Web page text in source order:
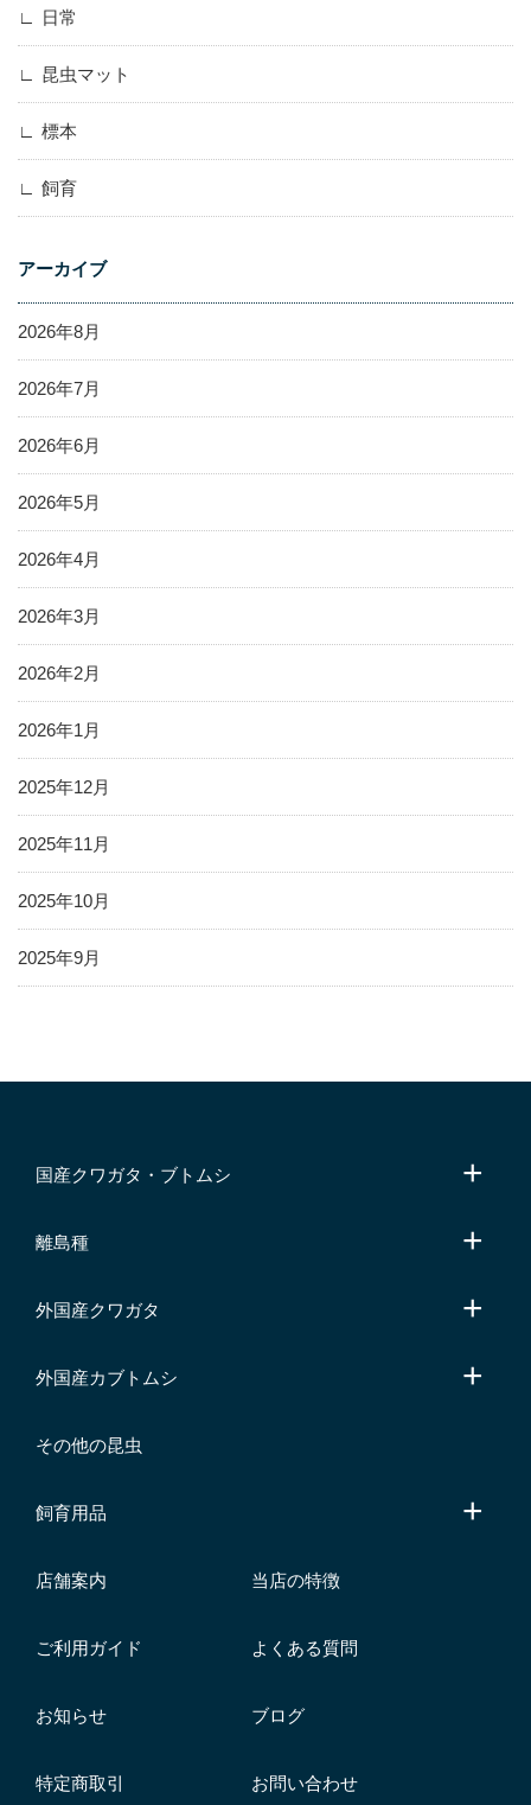
日常
昆虫マット
標本
飼育
アーカイブ
2026年8月
2026年7月
2026年6月
2026年5月
2026年4月
2026年3月
2026年2月
2026年1月
2025年12月
2025年11月
2025年10月
2025年9月
国産クワガタ・ブトムシ
離島種
外国産クワガタ
外国産カブトムシ
その他の昆虫
飼育用品
店舗案内 当店の特徴
ご利用ガイド よくある質問
お知らせ ブログ
特定商取引 お問い合わせ